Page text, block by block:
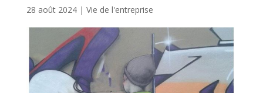
28 août 2024| Vie de l'entreprise